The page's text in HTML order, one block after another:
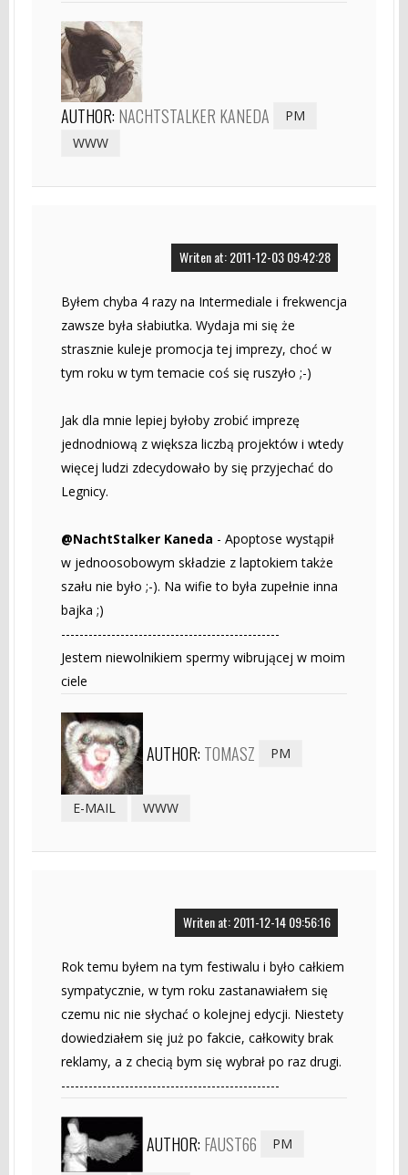
AUTHOR: NACHTSTALKER KANEDA
PM
WWW
Writen at: 2011-12-03 09:42:28
Byłem chyba 4 razy na Intermediale i frekwencja
zawsze była słabiutka. Wydaja mi się że
strasznie kuleje promocja tej imprezy, choć w
tym roku w tym temacie coś się ruszyło ;-)
Jak dla mnie lepiej byłoby zrobić imprezę
jednodniową z większa liczbą projektów i wtedy
więcej ludzi zdecydowało by się przyjechać do
Legnicy.
@NachtStalker Kaneda - Apoptose wystąpił
w jednoosobowym składzie z laptokiem także
szału nie było ;-). Na wifie to była zupełnie inna
bajka ;)
------------------------------------------------
Jestem niewolnikiem spermy wibrującej w moim
ciele
AUTHOR: TOMASZ PM
E-MAIL WWW
Writen at: 2011-12-14 09:56:16
Rok temu byłem na tym festiwalu i było całkiem
sympatycznie, w tym roku zastanawiałem się
czemu nic nie słychać o kolejnej edycji. Niestety
dowiedziałem się już po fakcie, całkowity brak
reklamy, a z checią bym się wybrał po raz drugi.
------------------------------------------------
AUTHOR: FAUST66 PM